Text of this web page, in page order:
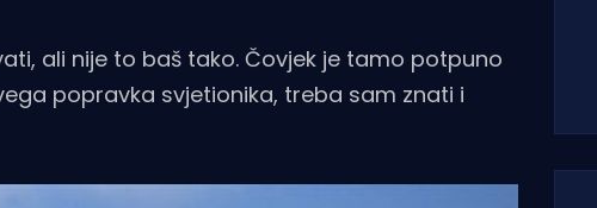
ali nije to baš tako. Čovjek je tamo potpuno
popravka svjetionika, treba sam znati i